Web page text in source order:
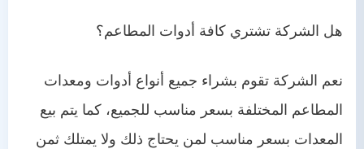
هل الشركة تشتري كافة أدوات المطاعم؟
نعم الشركة تقوم بشراء جميع أنواع أدوات ومعدات
المطاعم المختلفة بسعر مناسب للجميع، كما يتم بيع
المعدات بسعر مناسب لمن يحتاج ذلك ولا يمتلك ثمن